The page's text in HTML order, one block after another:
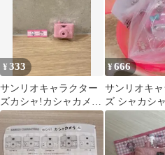
¥333
サンリオキャラクター
ズカシャ!カシャカメラ
キティ ガチャガチャ
¥666
サンリオキ
ズ シャカシ
チャーム マ